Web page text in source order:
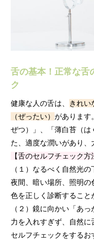
舌の基本！正常な舌
ク
健康な人の舌は、 きれい
（ぜったい） があります
ぜつ）」、「薄白苔（は
た、適度な潤いがあり、
【舌のセルフチェック方
（１）なるべく自然光の
夜間、暗い場所、照明の
色を正しく診断すること
（２）鏡に向かい「あっ
力を入れすぎず、自然に
セルフチェックをする